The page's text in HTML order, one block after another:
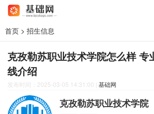
首页 > 招生信息
克孜勒苏职业技术学院怎么样 专
线介绍
发布时间：2025-03-05 14:31:00 | 基础网
克孜勒苏职业技术学院